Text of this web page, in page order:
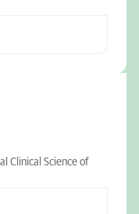
Clinical Science of